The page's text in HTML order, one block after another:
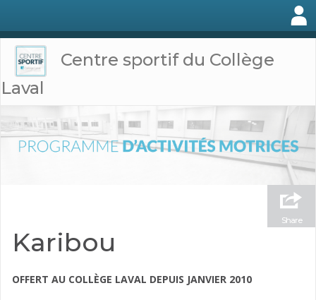
Centre sportif du Collège
Laval
Share
Karibou
OFFERT AU COLLÈGE LAVAL DEPUIS JANVIER 2010